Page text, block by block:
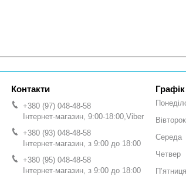
+380 (97) 048-48-58
Інтернет-магазин, 9:00-18:00,Viber
+380 (93) 048-48-58
Інтернет-магазин, з 9:00 до 18:00
+380 (95) 048-48-58
Інтернет-магазин, з 9:00 до 18:00
Вівторок
Середа
Четвер
Пʼятниця